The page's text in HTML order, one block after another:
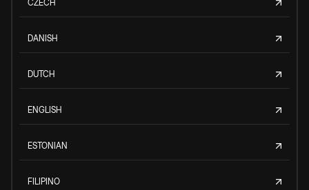
CZECH
DANISH
DUTCH
ENGLISH
ESTONIAN
FILIPINO